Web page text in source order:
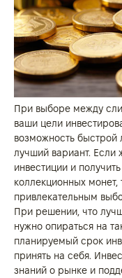
При выборе между
ваши цели
возможность быстрой
лучший вариант. Если
инвестиции и
коллекционных монет,
привлекательным
При решении, что
нужно опираться на
планируемый срок
принять на себя.
знаний о рынке и